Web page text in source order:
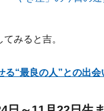
みると吉。
る“最良の人”との出会